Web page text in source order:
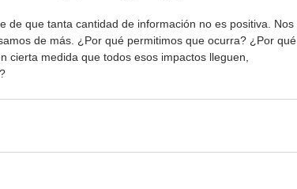
de que tanta cantidad de información no es positiva. Nos
de más. ¿Por qué permitimos que ocurra? ¿Por qué
cierta medida que todos esos impactos lleguen,